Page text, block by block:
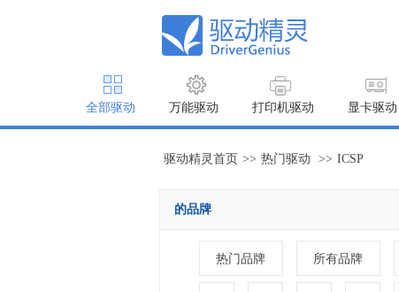
全部驱动 万能驱动 打印机驱动 显卡驱动
驱动精灵首页 >> 热门驱动 >> ICSP
的品牌
热门品牌 所有品牌